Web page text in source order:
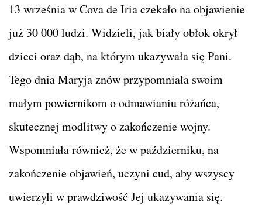
13 września w Cova de Iria czekało na objawienie
już 30 000 ludzi. Widzieli, jak biały obłok okrył
dzieci oraz dąb, na którym ukazywała się Pani.
Tego dnia Maryja znów przypomniała swoim
małym powiernikom o odmawianiu różańca,
skutecznej modlitwy o zakończenie wojny.
Wspomniała również, że w październiku, na
zakończenie objawień, uczyni cud, aby wszyscy
uwierzyli w prawdziwość Jej ukazywania się.